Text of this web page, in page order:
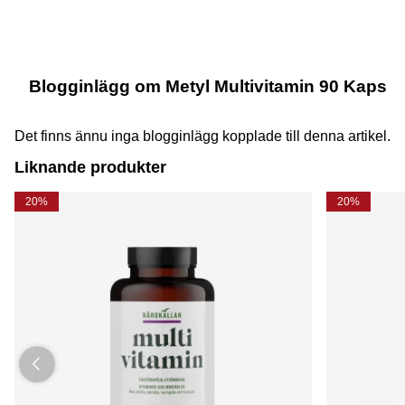
Blogginlägg om Metyl Multivitamin 90 Kaps
Det finns ännu inga blogginlägg kopplade till denna artikel.
Liknande produkter
20% 20%